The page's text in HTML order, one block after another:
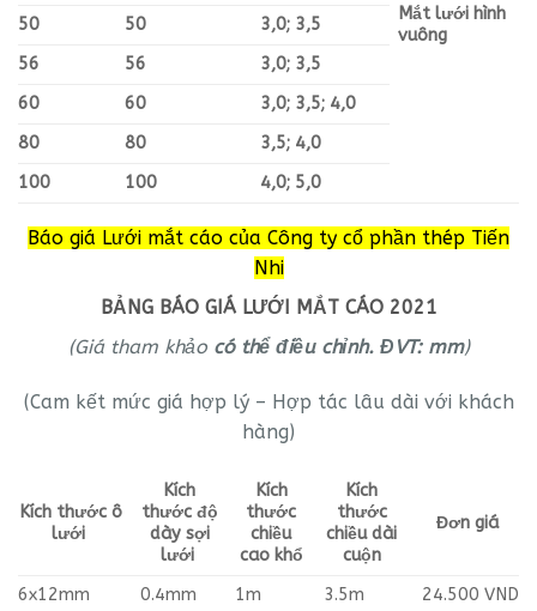
Mắt lưới hình
vuông
50
50
3,0; 3,5
56
56
3,0; 3,5
60
60
3,0; 3,5; 4,0
80
80
3,5; 4,0
100
100 4,0; 5,0
Báo giá Lưới mắt cáo của Công ty cổ phần thép Tiến
Nhi
BẢNG BÁO GIÁ LƯỚI MẮT CÁO 2021
(Giá tham khảo có thể điều chỉnh. ĐVT: mm)
(Cam kết mức giá hợp lý – Hợp tác lâu dài với khách
hàng)
Kích thước ô
lưới
Kích
thước độ
dày sợi
lưới
Kích
thước
chiều
cao khổ
Kích
thước
chiều dài
cuộn
Đơn giá
6x12mm 0.4mm 1m 3.5m
24.500 VND